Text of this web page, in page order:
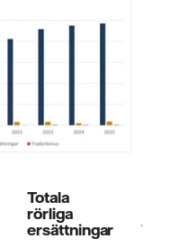
Totala
rörliga
ersättningar